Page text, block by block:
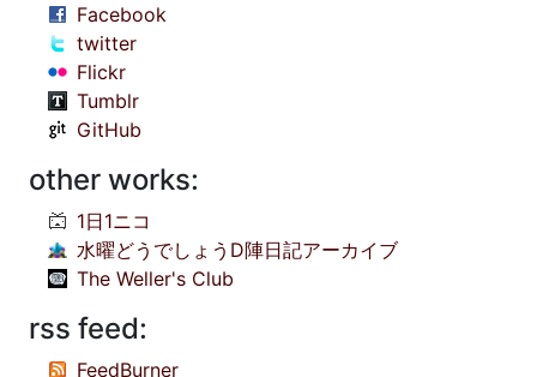
Facebook
twitter
Flickr
Tumblr
GitHub
other works:
1日1ニコ
水曜どうでしょうD陣日記アーカイブ
The Weller's Club
rss feed:
FeedBurner